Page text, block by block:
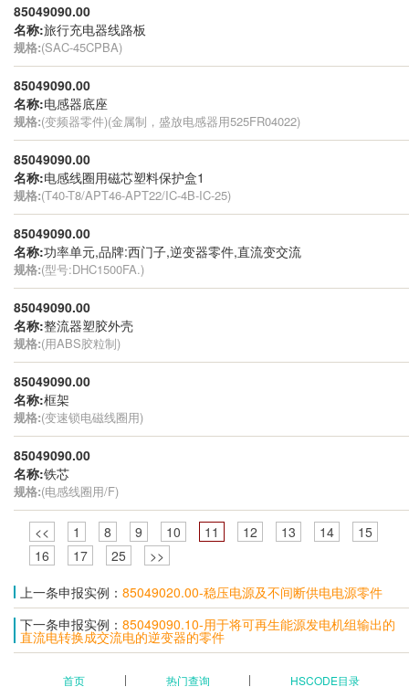
85049090.00
名称:旅行充电器线路板
规格:(SAC-45CPBA)
85049090.00
名称:电感器底座
规格:(变频器零件)(金属制，盛放电感器用525FR04022)
85049090.00
名称:电感线圈用磁芯塑料保护盒1
规格:(T40-T8/APT46-APT22/IC-4B-IC-25)
85049090.00
名称:功率单元,品牌:西门子,逆变器零件,直流变交流
规格:(型号:DHC1500FA.)
85049090.00
名称:整流器塑胶外壳
规格:(用ABS胶粒制)
85049090.00
名称:框架
规格:(变速锁电磁线圈用)
85049090.00
名称:铁芯
规格:(电感线圈用/F)
<< 1 8 9 10 11 12 13 14
15
16
17 25
>>
上一条申报实例： 85049020.00-稳压电源及不间断供电电源零件
下一条申报实例： 85049090.10-用于将可再生能源发电机组输出的
直流电转换成交流电的逆变器的零件
首页 热门查询 HSCODE目录